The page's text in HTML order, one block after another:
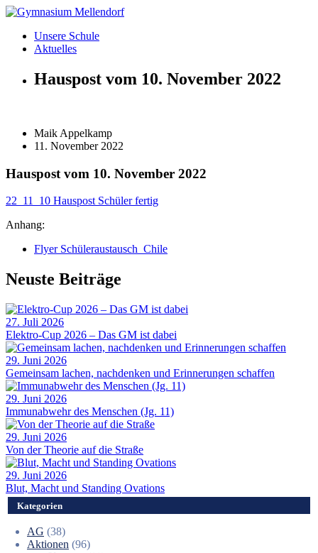
Zum
wechselnUnsere Schule
Aktuelles
Hauspost vom 10. November 2022
Maik Appelkamp
11. November 2022
Hauspost vom 10. November 2022
22_11_10 Hauspost Schüler fertig
Anhang:
Flyer Schüleraustausch_Chile
Neuste Beiträge
27. Juli 2026
Elektro-Cup 2026 – Das GM ist dabei
29. Juni 2026
Gemeinsam lachen, nachdenken und Erinnerungen schaffen
29. Juni 2026
Immunabwehr des Menschen (Jg. 11)
29. Juni 2026
Von der Theorie auf die Straße
29. Juni 2026
Blut, Macht und Standing Ovations
Kategorien
AG (38)
Aktionen (96)